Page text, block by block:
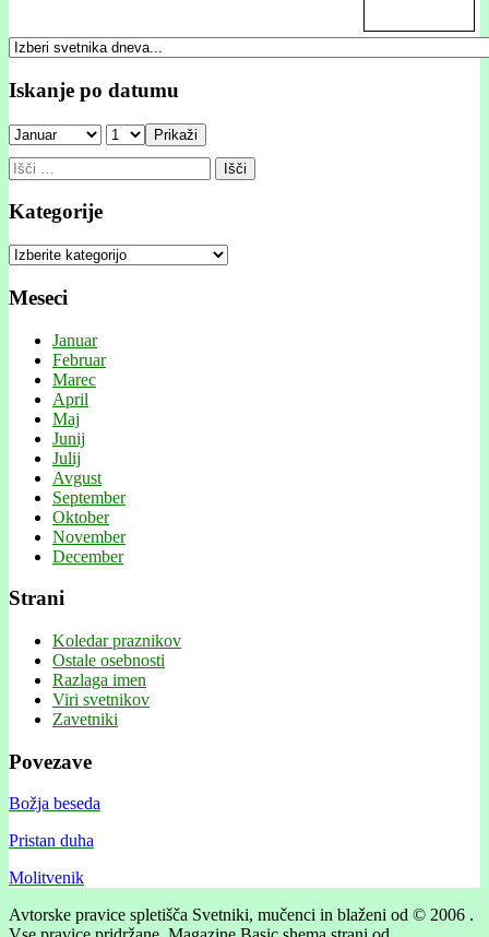
Iskanje po datumu
Prikaži
Išči:
Kategorije
Kategorije
Meseci
Januar
Februar
Marec
April
Maj
Junij
Julij
Avgust
September
Oktober
November
December
Strani
Koledar praznikov
Ostale osebnosti
Razlaga imen
Viri svetnikov
Zavetniki
Povezave
Božja beseda
Pristan duha
Molitvenik
Avtorske pravice spletišča Svetniki, mučenci in blaženi od © 2006 .